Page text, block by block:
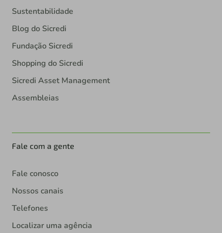
Sustentabilidade
Blog do Sicredi
Fundação Sicredi
Shopping do Sicredi
Sicredi Asset Management
Assembleias
Fale com a gente
Fale conosco
Nossos canais
Telefones
Localizar uma agência